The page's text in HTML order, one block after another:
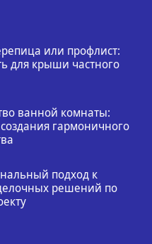
или профлист:
для крыши частного
ванной комнаты:
гармоничного
подход к
решений по